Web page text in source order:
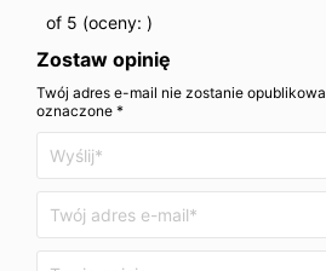
of 5 (oceny: )
Zostaw opinię
Twój adres e-mail nie zostanie
oznaczone *